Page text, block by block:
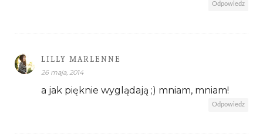
Odpowiedz
LILLY MARLENNE
26 maja, 2014
a jak pięknie wyglądają ;) mniam, mniam!
Odpowiedz